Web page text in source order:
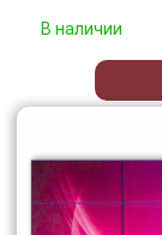
В наличии